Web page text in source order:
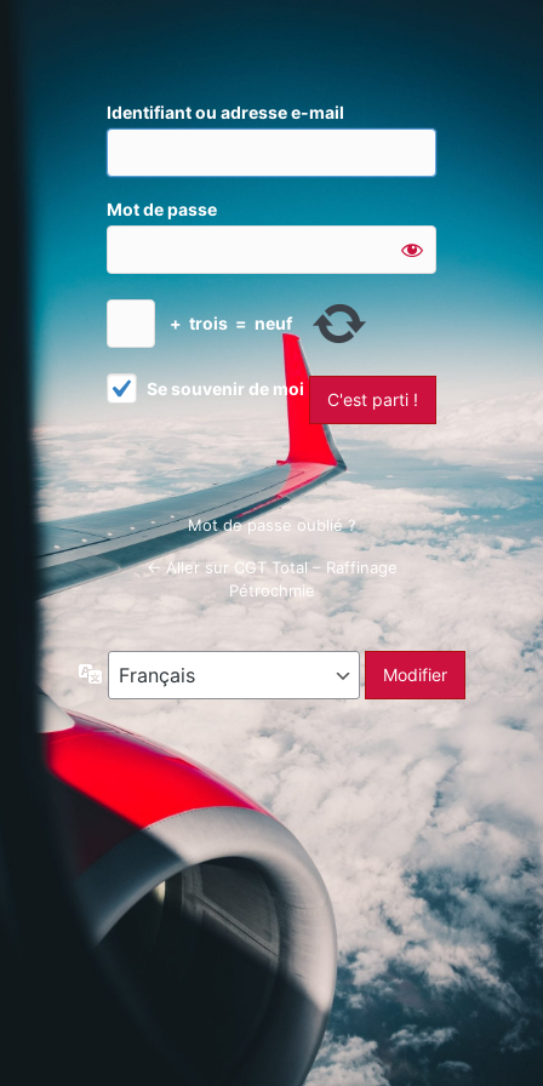
Identifiant ou adresse e-mail
Mot de passe
+ trois = neuf
Se souvenir de moi
Mot de passe oublié ?
← Aller sur CGT Total – Raffinage
Pétrochmie
Langue